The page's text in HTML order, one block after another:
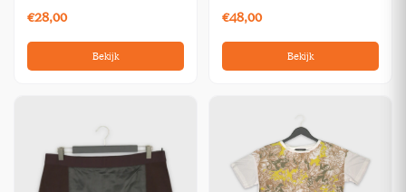
€28,00
Bekijk
€48,00
Bekijk